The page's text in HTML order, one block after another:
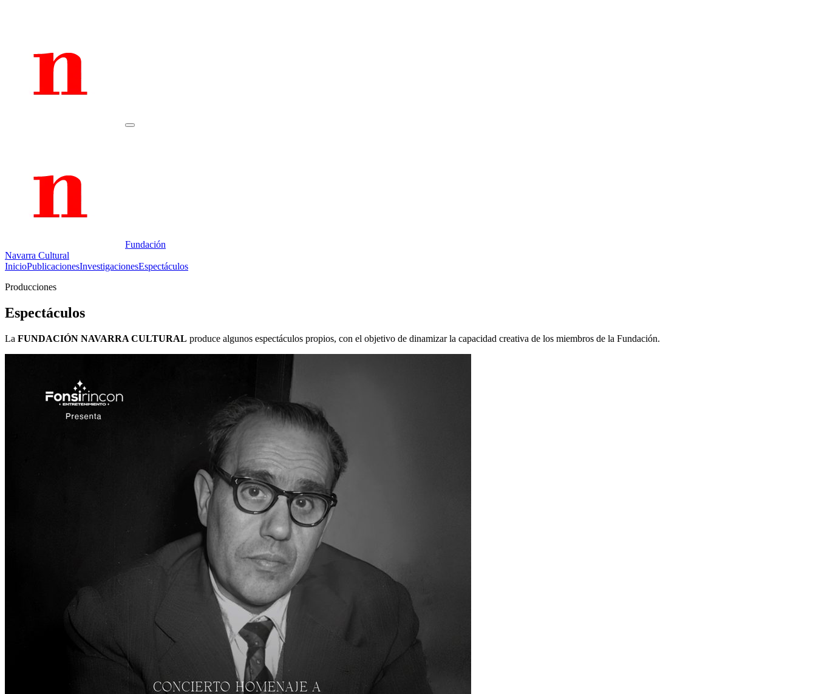
Fundación
Navarra Cultural
InicioPublicacionesInvestigacionesEspectáculos
Producciones
Espectáculos
La FUNDACIÓN NAVARRA CULTURAL produce algunos espectáculos propios, con el objetivo de dinamizar la capacidad creativa de los miembros de la Fundación.